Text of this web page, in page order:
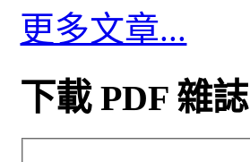
更多文章...
下載 PDF 雜誌